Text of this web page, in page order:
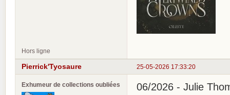
Hors ligne
25-05-2026 17:33:20
Pierrick'Tyosaure
Exhumeur de collections oubliées
06/2026 - Julie